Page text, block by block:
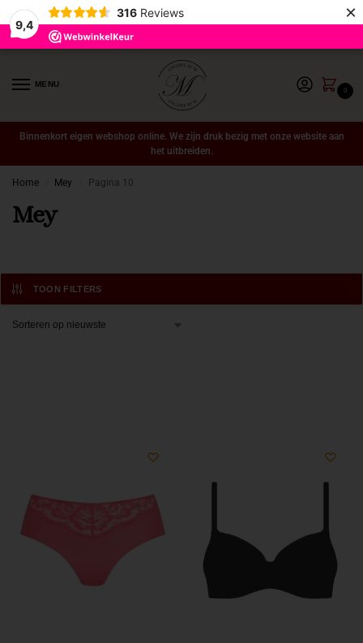
9,4
316 Reviews ×
MENU
0
Binnenkort eigen webshop online. We zijn druk bezig met onze website aan
het uitbreiden.
Home Mey Pagina 10
Mey
TOON FILTERS